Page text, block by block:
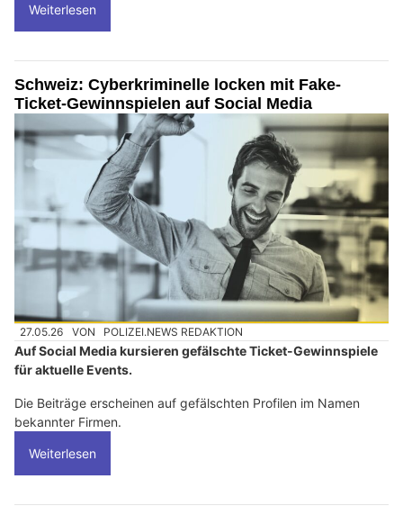
Weiterlesen
Schweiz: Cyberkriminelle locken mit Fake-
Ticket-Gewinnspielen auf Social Media
27.05.26 VON POLIZEI.NEWS REDAKTION
Auf Social Media kursieren gefälschte Ticket-Gewinnspiele
für aktuelle Events.
Die Beiträge erscheinen auf gefälschten Profilen im Namen
bekannter Firmen.
Weiterlesen